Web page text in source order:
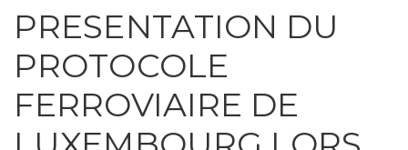
PRESENTATION DU
PROTOCOLE
FERROVIAIRE DE